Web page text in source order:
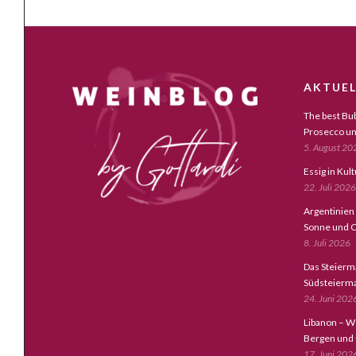
The best
Prosecco
5. August
Essig in
22. Juli 2026
Argentinien
Sonne und
8. Juli 2026
Das
24. Juni
Libanon –
Bergen